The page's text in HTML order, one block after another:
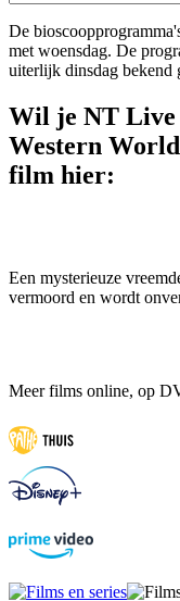
De
met woensdag. De
uiterlijk dinsdag bekend
Wil je NT Live
Western
film hier:
Een mysterieuze
vermoord en wordt
Meer films online, op